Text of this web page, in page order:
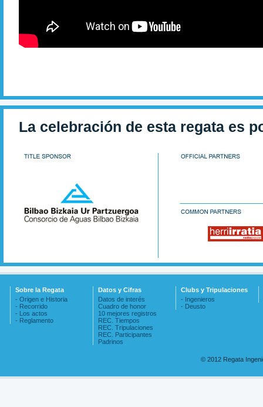
La celebración de esta regata es
Sobre la Regata
- Origen e Historia
- Recorrido
- Los actos
- Reglamento
Datos y Cifras
Datos de interés
Cuadro de honor
10 mejores registros
REC. Tiempos
REC. Tripulaciones
REC. Participantes
Padrinos
Clubs y Tripulaciones
- Ingenieros
- Deusto
© 2012 Regata